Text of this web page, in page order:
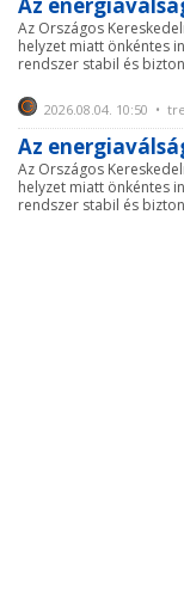
Az Országos
helyzet miatt önkéntes
rendszer stabil és
2026.08.04. 10:50 •
Az
Az Országos
helyzet miatt önkéntes
rendszer stabil és